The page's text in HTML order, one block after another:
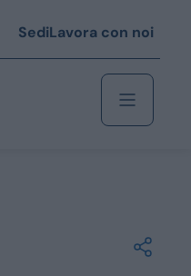
SediLavora con noi